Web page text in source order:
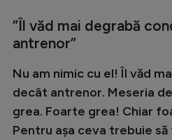
Creează cont
”Îl văd mai degrabă
antrenor”
Nu am nimic cu el! Îl văd
decât antrenor. Meseria
grea. Foarte grea! Chiar
Pentru așa ceva trebuie să